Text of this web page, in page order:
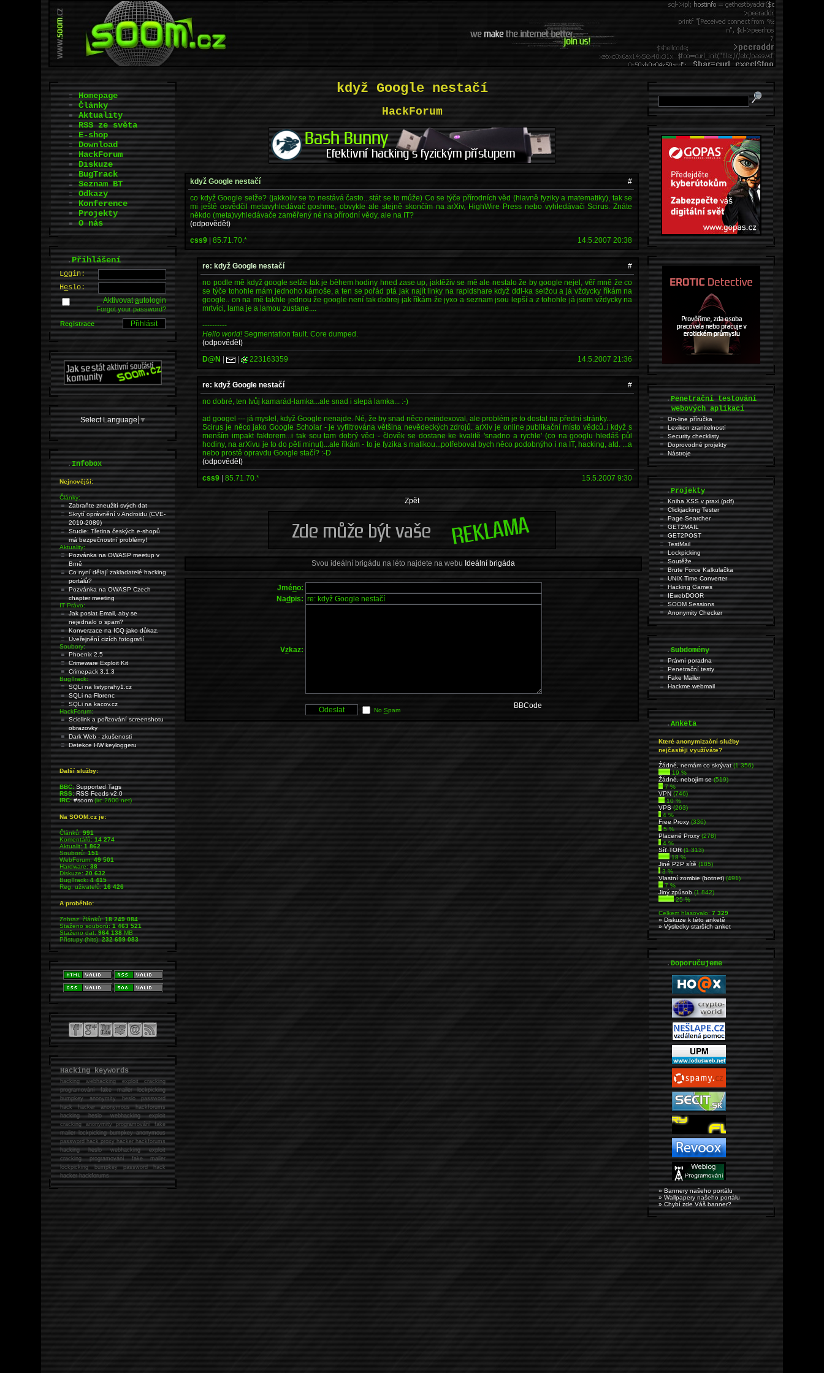
když Google nestačí
HackForum
když Google nestačí
#
co když Google selže? (jakkoliv se to nestává často...stát se to může) Co se týče přírodních věd (hlavně fyziky a matematiky), tak se
mi ještě osvědčil metavyhledávač goshme, obvykle ale stejně skončím na arXiv, HighWire Press nebo vyhledávači Scirus. Znáte
někdo (meta)vyhledávače zaměřený né na přírodní vědy, ale na IT?
(odpovědět)
css9 |85.71.70.* 14.5.2007 20:38
re: když Google nestačí
#
no podle mě když google selže tak je během hodiny hned zase up, jaktěživ se mě ale nestalo že by google nejel, věř mně že co
se týče tohohle mám jednoho kámoše, a ten se pořád ptá jak najít linky na rapidshare když ddl-ka selžou a já vždycky říkám na
google.. on na mě takhle jednou že google není tak dobrej jak říkám že jyxo a seznam jsou lepší a z tohohle já jsem vždycky na
mrtvici, lama je a lamou zustane....
----------
Hello world!Segmentation fault. Core dumped.
(odpovědět)
D@N | | 223163359 14.5.2007 21:36
re: když Google nestačí
#
no dobré, ten tvůj kamarád-lamka...ale snad i slepá lamka... :-)
ad googel --- já myslel, když Google nenajde. Né, že by snad něco neindexoval, ale problém je to dostat na přední stránky...
Scirus je něco jako Google Scholar - je vyfiltrována většina nevědeckých zdrojů. arXiv je online publikační místo vědců..i když s
menším impakt faktorem...i tak sou tam dobrý věci - člověk se dostane ke kvalitě 'snadno a rychle' (co na googlu hledáš půl
hodiny, na arXivu je to do pěti minut)...ale říkám - to je fyzika s matikou...potřeboval bych něco podobnýho i na IT, hacking, atd. ...a
nebo prostě opravdu Google stačí? :-D
(odpovědět)
css9 |85.71.70.* 15.5.2007 9:30
Zpět
Svou ideální brigádu na léto najdete na webu Ideální brigáda
Jméno:
Nadpis:
Vzkaz:
No Spam
BBCode
Homepage
Články
Aktuality
RSS ze světa
E-shop
Download
HackForum
Diskuze
BugTrack
Seznam BT
Odkazy
Konference
Projekty
O nás
.Přihlášení
Login:
Heslo:
Aktivovatautologin
Forgot your password?
Registrace
Select Language ▼
.Infobox
Nejnovější:
Články:
Zabraňte zneužití svých dat
Skrytí oprávnění v Androidu (CVE-
2019-2089)
Studie: Třetina českých e-shopů
má bezpečnostní problémy!
Aktuality:
Pozvánka na OWASP meetup v
Brně
Co nyní dělají zakladatelé hacking
portálů?
Pozvánka na OWASP Czech
chapter meeting
IT Právo:
Jak poslat Email, aby se
nejednalo o spam?
Konverzace na ICQ jako důkaz.
Uveřejnění cizích fotografií
Soubory:
Phoenix 2.5
Crimeware Exploit Kit
Crimepack 3.1.3
BugTrack:
SQLi na listyprahy1.cz
SQLi na Florenc
SQLi na kacov.cz
HackForum:
Sciolink a pořizování screenshotu
obrazovky
Dark Web - zkušenosti
Detekce HW keyloggeru
Další služby:
BBC: Supported Tags
RSS: RSS Feeds v2.0
IRC: #soom(irc.2600.net)
Na SOOM.cz je:
Článků:991
Komentářů:14 274
Aktualit:1 862
Souborů:151
WebForum:49 501
Hardware:38
Diskuze:20 632
BugTrack:4 415
Reg. uživatelů:16 426
A proběhlo:
Zobraz. článků:18 249 084
Staženo souborů:1 463 521
Staženo dat:964 138MB
Přístupy (hits):232 699 083
Hacking keywords
hackingwebhacking exploit cracking
programování fake mailer lockpicking
bumpkey anonymity heslo password
hackhacker anonymous hackforums
hackingheslo webhacking exploit
cracking anonymity programování fake
mailer lockpicking bumpkey anonymous
password hack proxy hacker hackforums
hacking heslo webhacking exploit
cracking programování fake mailer
lockpicking bumpkey password hack
hackerhackforums
.Penetrační testování
webových aplikací
On-line příručka
Lexikon zranitelností
Security checklisty
Doprovodné projekty
Nástroje
.Projekty
Kniha XSS v praxi (pdf)
Clickjacking Tester
Page Searcher
GET2MAIL
GET2POST
TestMail
Lockpicking
Soutěže
Brute Force Kalkulačka
UNIX Time Converter
Hacking Games
IEwebDOOR
SOOM Sessions
Anonymity Checker
.Subdomény
Právní poradna
Penetrační testy
Fake Mailer
Hackme webmail
.Anketa
Které anonymizační služby
nejčastěji využíváte?
Źádné, nemám co skrývat(1 356)
19 %
Žádné, nebojím se(519)
7 %
VPN(746)
10 %
VPS(263)
4 %
Free Proxy(336)
5 %
Placené Proxy(278)
4 %
Síť TOR(1 313)
18 %
Jiné P2P sítě(185)
3 %
Vlastní zombie (botnet)(491)
7 %
Jiný způsob(1 842)
25 %
Celkem hlasovalo:7 329
» Diskuze k této anketě
» Výsledky starších anket
.Doporučujeme
» Bannery našeho portálu
» Wallpapery našeho portálu
» Chybí zde Váš banner?